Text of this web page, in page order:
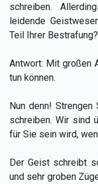
schreiben.
leidende
Teil Ihrer Bestrafung?
Antwort: Mit großen
tun können.
Nun denn!
schreiben. Wir sind
für Sie sein wird,
Der Geist schreibt
und sehr groben